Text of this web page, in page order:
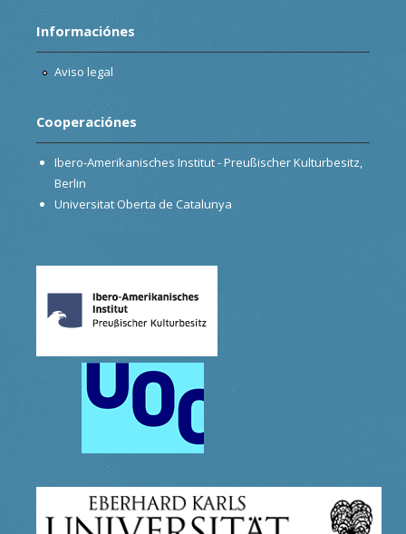
Informaciónes
Aviso legal
Cooperaciónes
Ibero-Amerikanisches Institut - Preußischer Kulturbesitz,
Berlin
Universitat Oberta de Catalunya